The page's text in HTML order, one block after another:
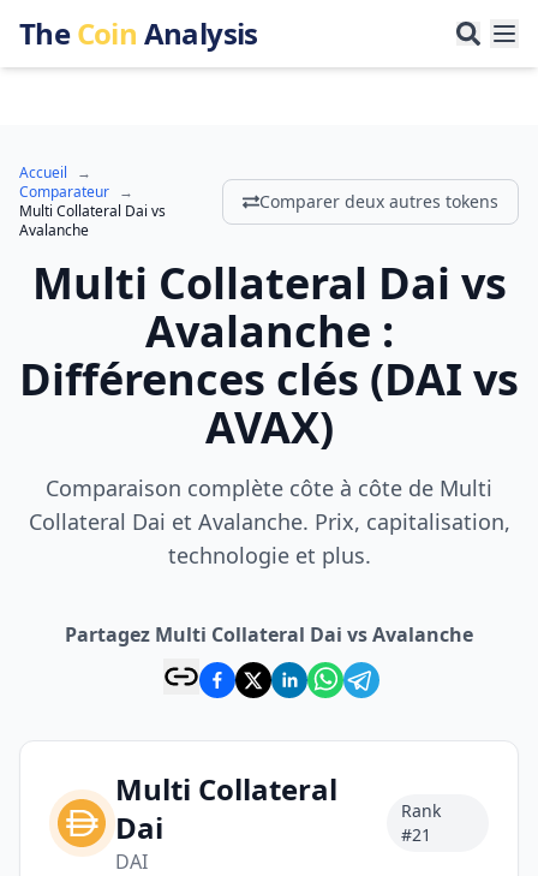
TheCoin Analysis
Accueil
→
Comparateur →
Multi Collateral Dai vs
Avalanche
Comparer deux autres tokens
Multi Collateral Dai vs
Avalanche :
Différences clés (DAI vs
AVAX)
Comparaison complète côte à côte de Multi
Collateral Dai et Avalanche. Prix, capitalisation,
technologie et plus.
Partagez Multi Collateral Dai vs Avalanche
Multi Collateral
Dai
DAI
Rank
#21